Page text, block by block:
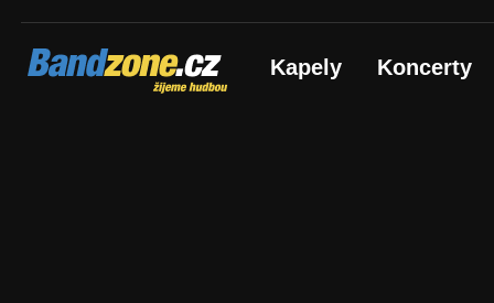
Bandzone.cz
žijeme hudbou Kapely Koncerty